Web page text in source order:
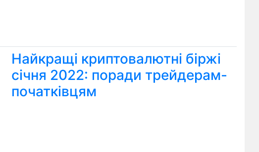
Найкращі криптовалютні біржі
січня 2022: поради трейдерам-
початківцям